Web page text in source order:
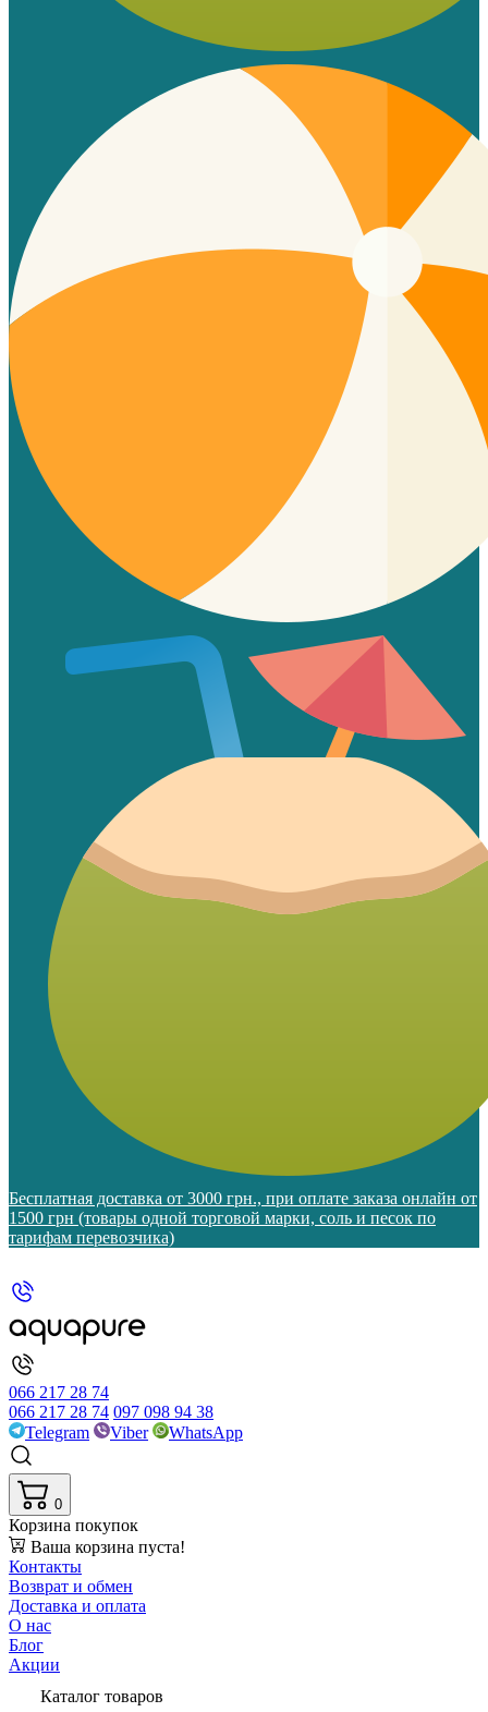
Бесплатная доставка от 3000 грн., при оплате заказа онлайн от
1500 грн (товары одной торговой марки, соль и песок по
тарифам перевозчика)
066 217 28 74
066 217 28 74 097 098 94 38
Telegram
Viber WhatsApp
0
Корзина покупок
Ваша корзина пуста!
Контакты
Возврат и обмен
Доставка и оплата
О нас
Блог
Акции
Каталог товаров